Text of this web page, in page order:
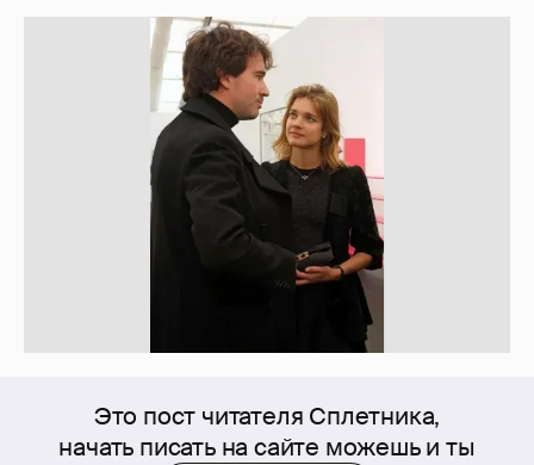
Это пост читателя Сплетника,
начать писать на сайте можешь и ты